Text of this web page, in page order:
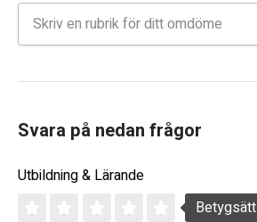
Svara på nedan frågor
Utbildning & Lärande
Betygsätt